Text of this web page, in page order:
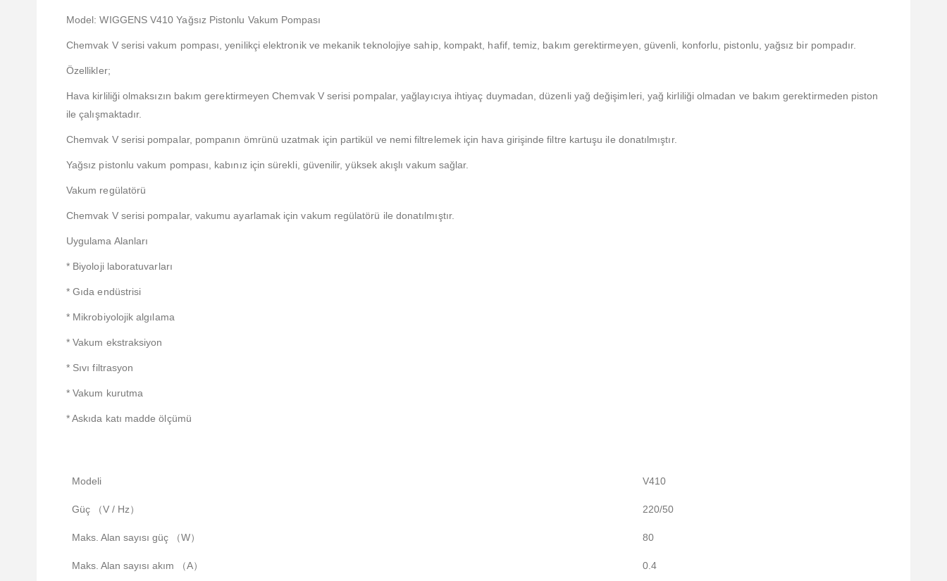
Model: WIGGENS V410 Yağsız Pistonlu Vakum Pompası
Chemvak V serisi vakum pompası, yenilikçi elektronik ve mekanik teknolojiye sahip, kompakt, hafif, temiz, bakım gerektirmeyen, güvenli, konforlu, pistonlu, yağsız bir pompadır.
Özellikler;
Hava kirliliği olmaksızın bakım gerektirmeyen Chemvak V serisi pompalar, yağlayıcıya ihtiyaç duymadan, düzenli yağ değişimleri, yağ kirliliği olmadan ve bakım gerektirmeden piston
ile çalışmaktadır.
Chemvak V serisi pompalar, pompanın ömrünü uzatmak için partikül ve nemi filtrelemek için hava girişinde filtre kartuşu ile donatılmıştır.
Yağsız pistonlu vakum pompası, kabınız için sürekli, güvenilir, yüksek akışlı vakum sağlar.
Vakum regülatörü
Chemvak V serisi pompalar, vakumu ayarlamak için vakum regülatörü ile donatılmıştır.
Uygulama Alanları
* Biyoloji laboratuvarları
* Gıda endüstrisi
* Mikrobiyolojik algılama
* Vakum ekstraksiyon
* Sıvı filtrasyon
* Vakum kurutma
* Askıda katı madde ölçümü
Modeli V410
Güç （V / Hz） 220/50
Maks. Alan sayısı güç （W） 80
Maks. Alan sayısı akım （A） 0.4